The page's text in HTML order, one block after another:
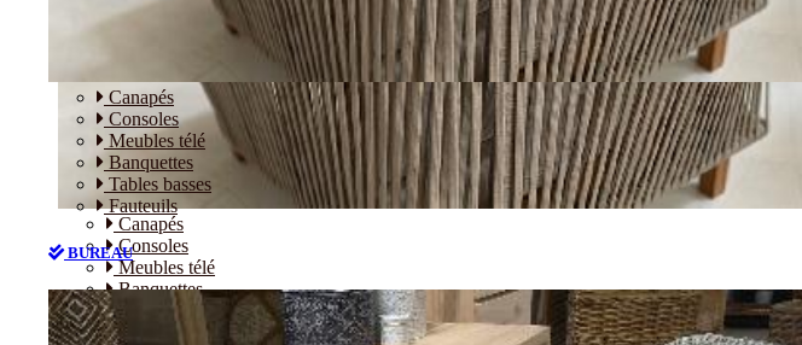
Canapés
Consoles
Meubles télé
Banquettes
Tables basses
Fauteuils
BUREAU
Canapés
Consoles
Meubles télé
Banquettes
Tables basses
Fauteuils